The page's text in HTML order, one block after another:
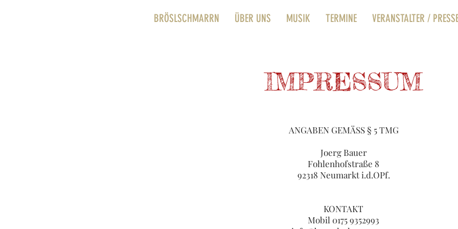
BRÖSLSCHMARRN ÜBER UNS MUSIK TERMINE VERANSTALTER /
IMPRESSUM
ANGABEN GEMÄSS § 5 TMG
Joerg Bauer
Fohlenhofstraße 8
92318 Neumarkt i.d.OPf.
KONTAKT
Mobil 0175 9352993‬